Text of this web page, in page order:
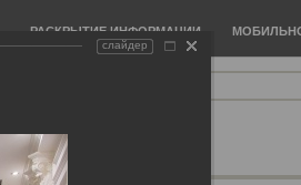
РАСКРЫТИЕ ИНФОРМАЦИИ
Новости ППСК
слайдер